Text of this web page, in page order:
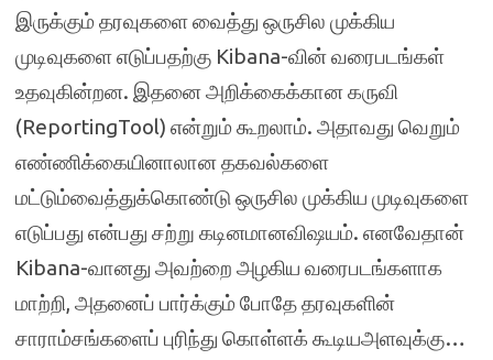
இருக்கும் தரவுகளை வைத்து ஒருசில முக்கிய
முடிவுகளை எடுப்பதற்கு Kibana-வின் வரைபடங்கள்
உதவுகின்றன. இதனை அறிக்கைக்கான கருவி
(ReportingTool) என்றும் கூறலாம். அதாவது வெறும்
எண்ணிக்கையினாலான தகவல்களை
மட்டும்வைத்துக்கொண்டு ஒருசில முக்கிய முடிவுகளை
எடுப்பது என்பது சற்று கடினமானவிஷயம். எனவேதான்
Kibana-வானது அவற்றை அழகிய வரைபடங்களாக
மாற்றி, அதனைப் பார்க்கும் போதே தரவுகளின்
சாராம்சங்களைப் புரிந்து கொள்ளக் கூடியஅளவுக்கு…